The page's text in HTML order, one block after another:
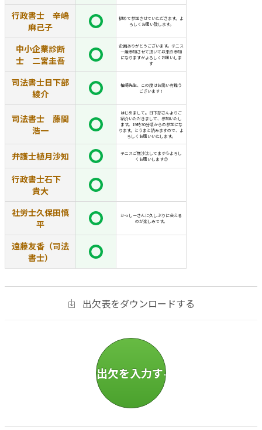
行政書士 辛嶋
麻己子
初めて参加させていただきます。よ
ろしくお願い致します。
中小企業診断
士 二宮圭吾
企画ありがとうございます。テニス
一度参加させて頂いて以来の参加
になりますがよろしくお願いしま
す
司法書士日下部
綾介
柏崎先生、この度はお誘い有難う
ございます！
司法書士 藤間
浩一
はじめまして。日下部さんよりご
紹介いただきまして、参加いたし
ます。19時30分頃からの参加にな
ります。とうまと読みますので、よ
ろしくお願いいたします。
弁護士植月沙知
テニスご無沙汰してます💦よろし
くお願いします😊
行政書士石下
貴大
社労士久保田慎
平
かっしーさんに久しぶりに会える
のが楽しみです。
遠藤友香（司法
書士）
出欠表をダウンロードする